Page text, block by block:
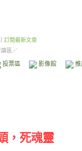
訂閱最新文章
論區／
投票區 影像館
，死魂靈